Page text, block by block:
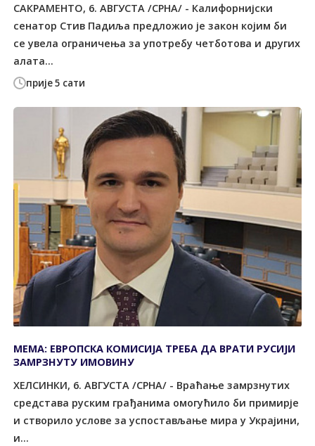
прије 5 сати
САКРАМЕНТО, 6. АВГУСТА /СРНА/ - Калифорнијски
сенатор Стив Падиља предложио је закон којим би
се увела ограничења за употребу четботова и других
алата...
МЕМА: ЕВРОПСКА КОМИСИЈА ТРЕБА ДА ВРАТИ РУСИЈИ
ЗАМРЗНУТУ ИМОВИНУ
ХЕЛСИНКИ, 6. АВГУСТА /СРНА/ - Враћање замрзнутих
средстава руским грађанима омогућило би примирје
и створило услове за успостављање мира у Украјини,
и...